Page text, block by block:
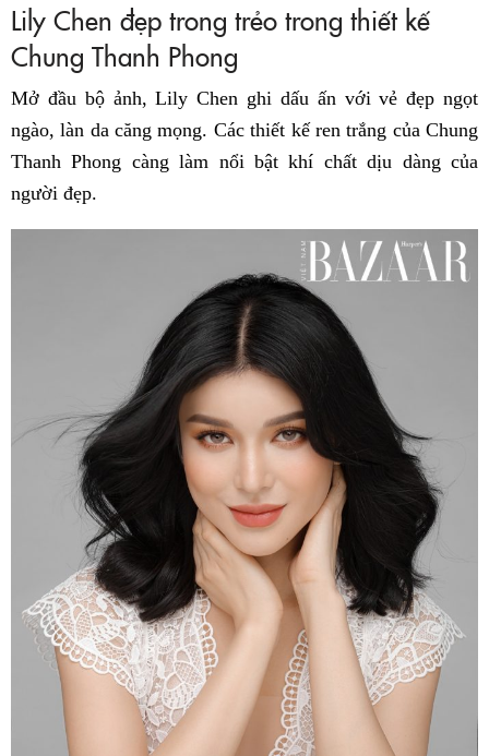
Lily Chen đẹp trong trẻo trong thiết kế
Chung Thanh Phong
Mở đầu bộ ảnh, Lily Chen ghi dấu ấn với vẻ đẹp ngọt
ngào, làn da căng mọng. Các thiết kế ren trắng của Chung
Thanh Phong càng làm nổi bật khí chất dịu dàng của
người đẹp.